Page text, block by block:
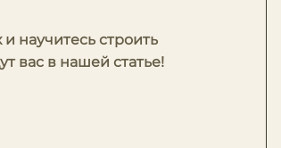
научитесь строить
вас в нашей статье!